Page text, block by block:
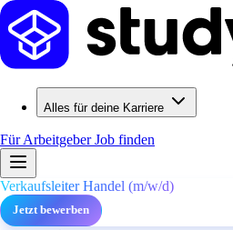
Alles für deine Karriere
Für ArbeitgeberJob finden
Verkaufsleiter Handel (m/w/d)
Jetzt bewerben